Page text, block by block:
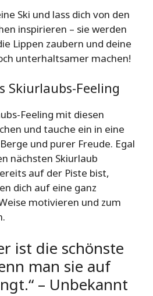
Ski und lass dich von den
inspirieren – sie werden
Lippen zaubern und deine
unterhaltsamer machen!
Skiurlaubs-Feeling
Feeling mit diesen
und tauche ein in eine
und purer Freude. Egal
nächsten Skiurlaub
auf der Piste bist,
dich auf eine ganz
motivieren und zum
ist die schönste
man sie auf
– Unbekannt